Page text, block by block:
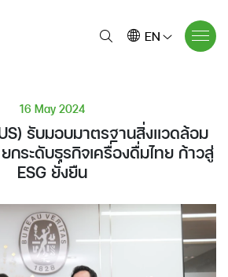
EN
16 May 2024
รับมอบมาตรฐานสิ่งแวดล้อม
กระดับธุรกิจเครื่องดื่มไทย ก้าวสู่
ESG ยั่งยืน